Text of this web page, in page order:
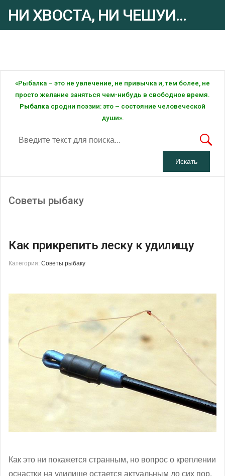
НИ ХВОСТА, НИ ЧЕШУИ...
«Рыбалка – это не увлечение, не привычка и, тем более, не
просто желание заняться чем-нибудь в свободное время.
Рыбалка сродни поэзии: это – состояние человеческой
души».
Советы рыбаку
Как прикрепить леску к удилищу
Категория: Советы рыбаку
Как это ни покажется странным, но вопрос о креплении
оснастки на удилище остается актуальным до сих пор.